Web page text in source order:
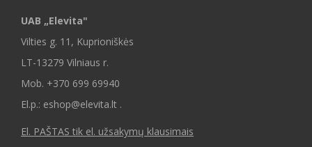
UAB „Elevita"
Vilties g. 11, Kuprioniškės
LT-13279 Vilniaus r.
Mob. +370 699 69940
El.p.: eshop@elevita.lt .
El. PAŠTAS tik el. užsakymų klausimais